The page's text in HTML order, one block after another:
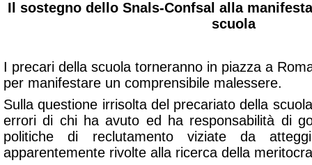
Il sostegno dello Snals-Confsal alla
scuola
I precari della scuola torneranno in piazza a
per manifestare un comprensibile malessere.
Sulla questione irrisolta del precariato della
errori di chi ha avuto ed ha responsabilità di
politiche di reclutamento viziate da
apparentemente rivolte alla ricerca della